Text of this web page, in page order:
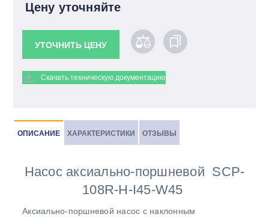
Цену уточняйте
УТОЧНИТЬ ЦЕНУ
Скачать техническую документацию
ОПИСАНИЕ ХАРАКТЕРИСТИКИ ОТЗЫВЫ
Насос аксиально-поршневой SCP-
108R-H-I45-W45
Аксиально-поршневой насос с наклонным